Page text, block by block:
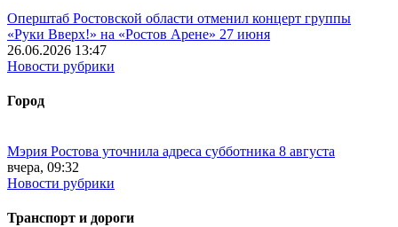
Оперштаб Ростовской области отменил концерт группы
«Руки Вверх!» на «Ростов Арене» 27 июня
26.06.2026 13:47
Новости рубрики
Город
Мэрия Ростова уточнила адреса субботника 8 августа
вчера, 09:32
Новости рубрики
Транспорт и дороги